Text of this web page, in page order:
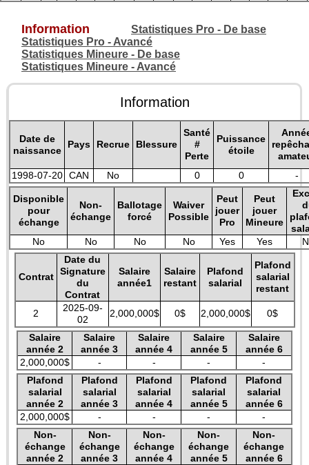
Information
Statistiques Pro - De base
Statistiques Pro - Avancé
Statistiques Mineure - De base
Statistiques Mineure - Avancé
Information
Date de
naissance
Pays Recrue Blessure
Santé
#
Perte
Puissance
étoile
1998-07-20 CAN No 0 0 -
Disponible
pour
échange
Non-
échange
Ballotage
forcé
Waiver
Possible
Peut
jouer
Pro
Peut
jouer
Mineure
No
No No No Yes Yes
Contrat
Date du
Signature
du
Contrat
Salaire
année1
Salaire
restant
Plafond
salarial
Plafond
salarial
restant
2
2025-09-
02
2,000,000$ 0$ 2,000,000$ 0$
Salaire
année 2
Salaire
année 3
Salaire
année 4
Salaire
année 5
Salaire
année 6
2,000,000$
- - -
-
Plafond
salarial
année 2
Plafond
salarial
année 3
Plafond
salarial
année 4
Plafond
salarial
année 5
Plafond
salarial
année 6
2,000,000$
- - -
-
Non-
échange
année 2
Non-
échange
année 3
Non-
échange
année 4
Non-
échange
année 5
Non-
échange
année 6